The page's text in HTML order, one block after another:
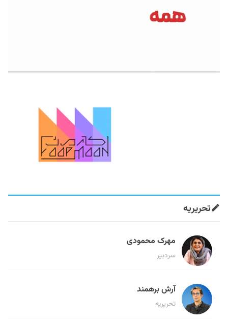
تحریریه
مهرک محمودی
سردبیر
آرش برهمند
تحریریه